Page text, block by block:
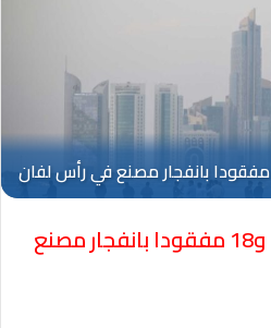
عاجل- #قطر: 54 مصابا و18 مفقودا بانفجار مصنع